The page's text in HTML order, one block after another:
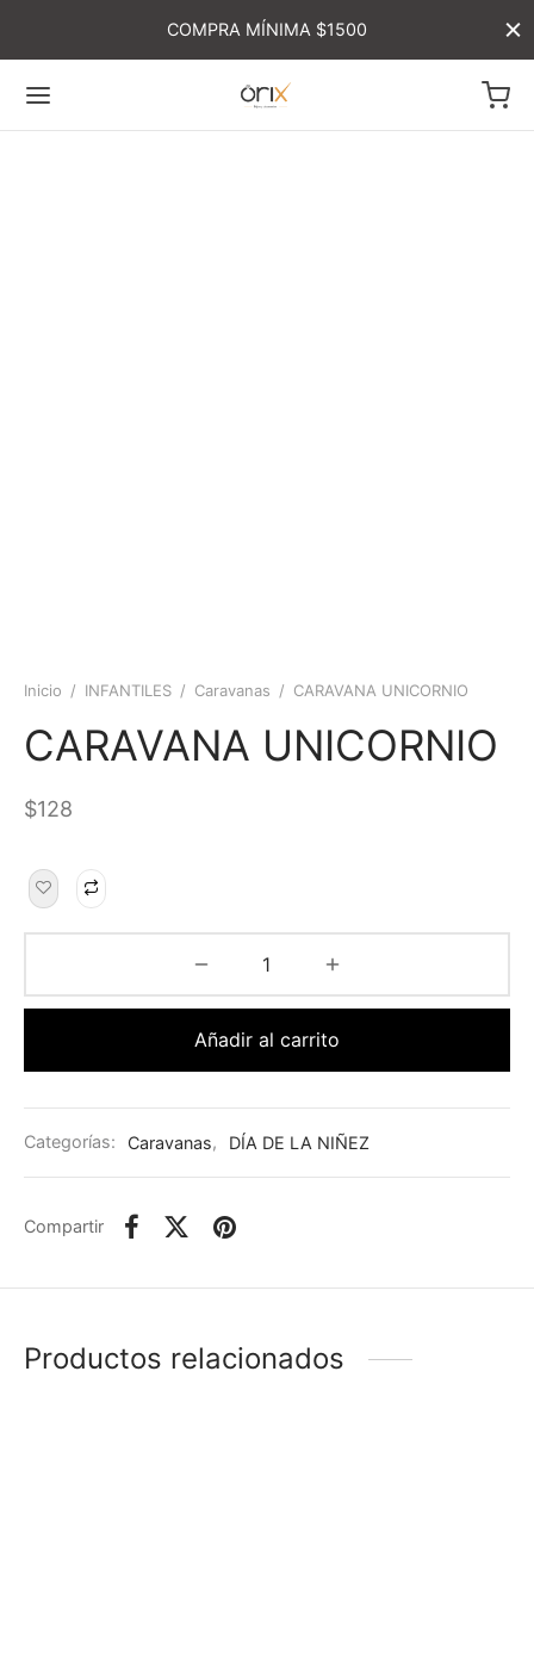
COMPRA MÍNIMA $1500
Inicio / INFANTILES / Caravanas / CARAVANA UNICORNIO
CARAVANA UNICORNIO
$128
Añadir al carrito
Categorías: Caravanas, DÍA DE LA NIÑEZ
Compartir
Productos relacionados